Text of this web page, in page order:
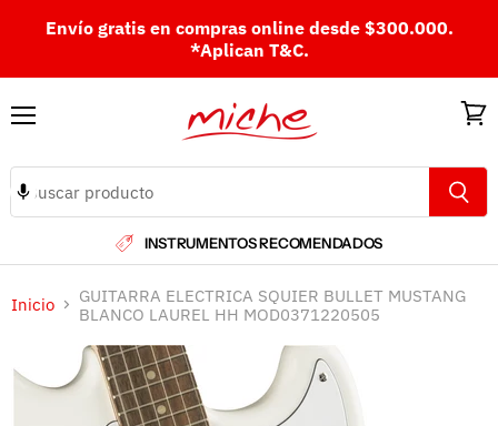
Envío gratis en compras online desde $300.000.
*Aplican T&C.
INSTRUMENTOS RECOMENDADOS
Inicio
GUITARRA ELECTRICA SQUIER BULLET MUSTANG
BLANCO LAUREL HH MOD0371220505